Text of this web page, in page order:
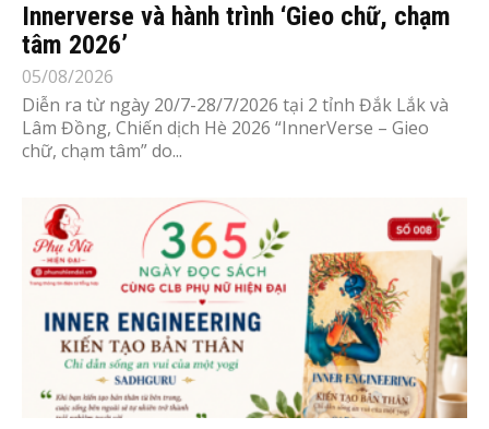
Innerverse và hành trình ‘Gieo chữ, chạm
tâm 2026’
05/08/2026
Diễn ra từ ngày 20/7-28/7/2026 tại 2 tỉnh Đắk Lắk và
Lâm Đồng, Chiến dịch Hè 2026 “InnerVerse – Gieo
chữ, chạm tâm” do...